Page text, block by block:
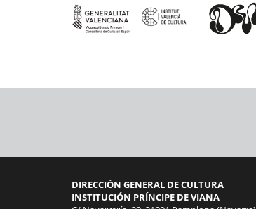
DIRECCIÓN GENERAL DE CULTURA
INSTITUCIÓN PRÍNCIPE DE VIANA